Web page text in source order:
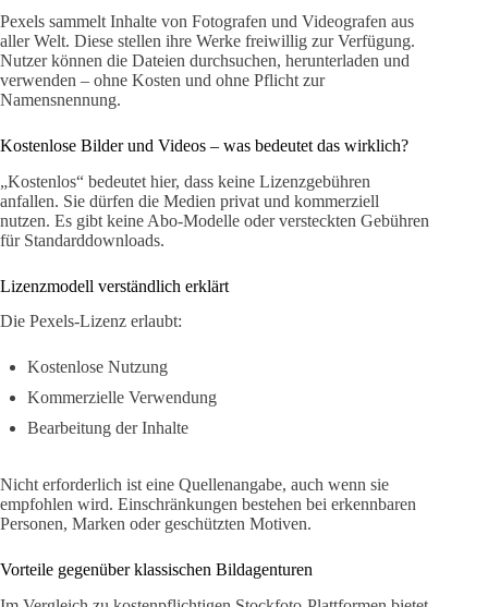
Pexels sammelt Inhalte von Fotografen und Videografen aus
aller Welt. Diese stellen ihre Werke freiwillig zur Verfügung.
Nutzer können die Dateien durchsuchen, herunterladen und
verwenden – ohne Kosten und ohne Pflicht zur
Namensnennung.
Kostenlose Bilder und Videos – was bedeutet das wirklich?
„Kostenlos“ bedeutet hier, dass keine Lizenzgebühren
anfallen. Sie dürfen die Medien privat und kommerziell
nutzen. Es gibt keine Abo-Modelle oder versteckten Gebühren
für Standarddownloads.
Lizenzmodell verständlich erklärt
Die Pexels-Lizenz erlaubt:
Kostenlose Nutzung
Kommerzielle Verwendung
Bearbeitung der Inhalte
Nicht erforderlich ist eine Quellenangabe, auch wenn sie
empfohlen wird. Einschränkungen bestehen bei erkennbaren
Personen, Marken oder geschützten Motiven.
Vorteile gegenüber klassischen Bildagenturen